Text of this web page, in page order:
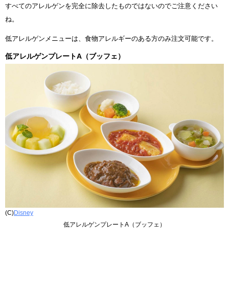
すべてのアレルゲンを完全に除去したものではないのでご注意ください
ね。
低アレルゲンメニューは、食物アレルギーのある方のみ注文可能です。
低アレルゲンプレートA（ブッフェ）
(C)Disney
低アレルゲンプレートA（ブッフェ）